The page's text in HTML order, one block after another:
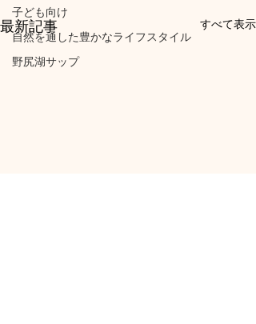
子ども向け
自然を通した豊かなライフスタイル
野尻湖サップ
最新記事 すべて表示